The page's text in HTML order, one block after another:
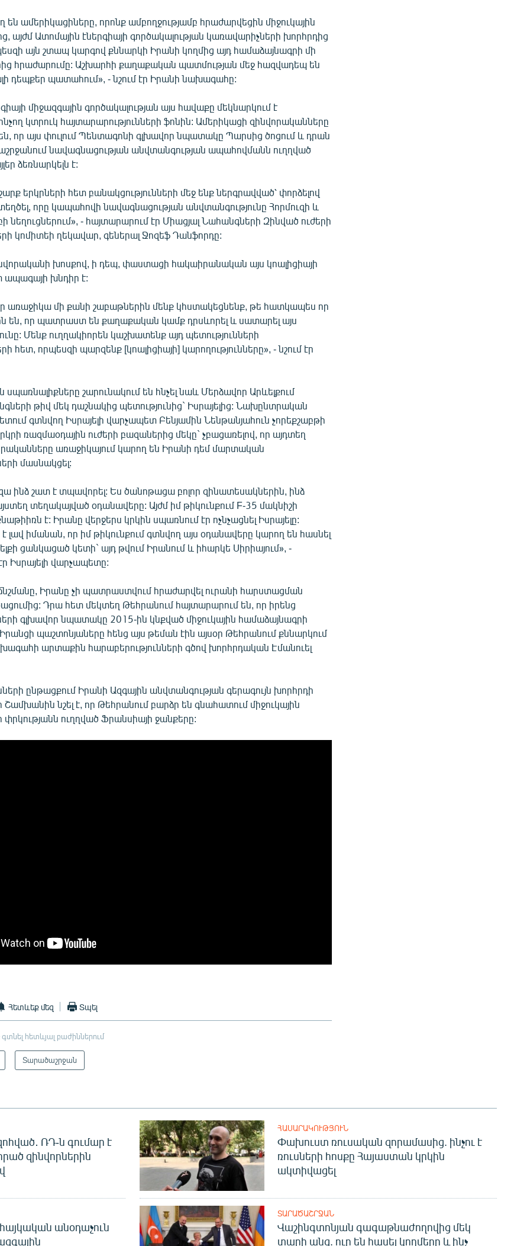
են ամերիկացիները, որոնք ամբողջությամբ հրաժարվեցին միջուկային
այժմ Ատոմային էներգիայի գործակալության կառավարիչների խորհրդից
այն շտապ կարգով քննարկի Իրանի կողմից այդ համաձայնագրի մի
հրաժարումը: Աշխարհի քաղաքական պատմության մեջ հազվադեպ են
դեպքեր պատահում», - նշում էր Իրանի նախագահը:
միջազգային գործակալության այս հավաքը մեկնարկում է
կտրուկ հայտարարությունների ֆոնին: Ամերիկացի զինվորականները
որ այս փուլում Պենտագոնի գլխավոր նպատակը Պարսից ծոցում և դրան
նավագնացության անվտանգության ապահովմանն ուղղված
ձեռնարկելն է:
երկրների հետ բանակցությունների մեջ ենք ներգրավված՝ փորձելով
որը կապահովի նավագնացության անվտանգությունը Հորմուզի և
նեղուցներում», - հայտարարում էր Միացյալ Նահանգների Զինված ուժերի
կոմիտեի ղեկավար, գեներալ Ջոզեֆ Դանֆորդը:
խոսքով, ի դեպ, փաստացի հակաիրանական այս կոալիցիայի
ապագայի խնդիր է:
առաջիկա մի քանի շաբաթներին մենք կհստակեցնենք, թե հատկապես որ
են, որ պատրաստ են քաղաքական կամք դրսևորել և սատարել այս
Մենք ուղղակիորեն կաշխատենք այդ պետությունների
հետ, որպեսզի պարզենք [կոալիցիայի] կարողությունները», - նշում էր
սպառնալիքները շարունակում են հնչել նաև Մերձավոր Արևելքում
թիվ մեկ դաշնակից պետությունից` Իսրայելից: Նախընտրական
գտնվող Իսրայելի վարչապետ Բենյամին Նենթանյահուն չորեքշաբթի
երկրի ռազմաօդային ուժերի բազաներից մեկը` չբացառելով, որ այդտեղ
առաջիկայում կարող են Իրանի դեմ մարտական
մասնակցել:
ինձ շատ է տպավորել: Ես ծանոթացա բոլոր զինատեսակներին, ինձ
տեղակայված օդանավերը: Այժմ իմ թիկունքում F-35 մակնիշի
է: Իրանը վերջերս կրկին սպառնում էր ոչնչացնել Իսրայելը:
լավ իմանան, որ իմ թիկունքում գտնվող այս օդանավերը կարող են հասնել
ցանկացած կետի` այդ թվում Իրանում և իհարկե Սիրիայում», -
Իսրայելի վարչապետը:
Իրանը չի պատրաստվում հրաժարվել ուրանի հարստացման
Դրա հետ մեկտեղ Թեհրանում հայտարարում են, որ իրենց
գլխավոր նպատակը 2015-ին կնքված միջուկային համաձայնագրի
Իրանցի պաշտոնյաները հենց այս թեման էին այսօր Թեհրանում քննարկում
արտաքին հարաբերությունների գծով խորհրդական Էմանուել
ընթացքում Իրանի Ազգային անվտանգության գերագույն խորհրդի
Շամխանին նշել է, որ Թեհրանում բարձր են գնահատում միջուկային
ուղղված Ֆրանսիայի ջանքերը:
Հետևեք մեզ Տպել
հետևյալ բաժիններում
Տարածաշրջան
ՌԴ-ն գումար է
զինվորներին
ՀԱՍԱՐԱԿՈՒԹՅՈՒՆ
Փախուստ ռուսական զորամասից. ինչու է
ռուսների հոսքը Հայաստան կրկին
ակտիվացել
անօդաչուն
ՏԱՐԱԾԱՇՐՋԱՆ
Վաշինգտոնյան գագաթնաժողովից մեկ
տարի անց. ուր են հասել կողմերը և ինչ